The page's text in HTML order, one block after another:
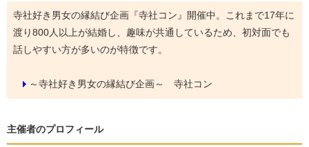
寺社好き男女の縁結び企画『寺社コン』開催中。これまで17年に
渡り800人以上が結婚し、趣味が共通しているため、初対面でも
話しやすい方が多いのが特徴です。
～寺社好き男女の縁結び企画～ 寺社コン
主催者のプロフィール